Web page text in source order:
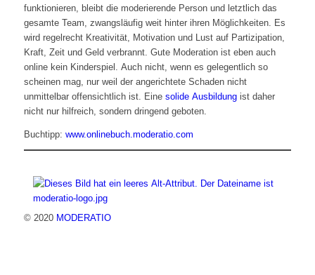
funktionieren, bleibt die moderierende Person und letztlich das
gesamte Team, zwangsläufig weit hinter ihren Möglichkeiten. Es
wird regelrecht Kreativität, Motivation und Lust auf Partizipation,
Kraft, Zeit und Geld verbrannt. Gute Moderation ist eben auch
online kein Kinderspiel. Auch nicht, wenn es gelegentlich so
scheinen mag, nur weil der angerichtete Schaden nicht
unmittelbar offensichtlich ist. Eine solide Ausbildungist daher
nicht nur hilfreich, sondern dringend geboten.
Buchtipp: www.onlinebuch.moderatio.com
© 2020 MODERATIO